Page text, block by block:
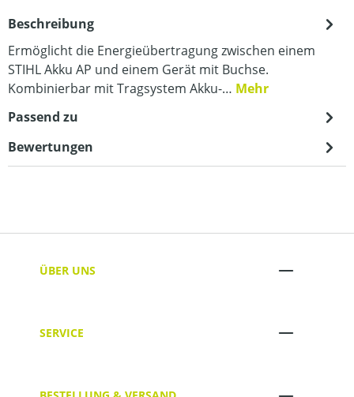
Beschreibung
Ermöglicht die Energieübertragung zwischen einem
STIHL Akku AP und einem Gerät mit Buchse.
Kombinierbar mit Tragsystem Akku-… Mehr
Passend zu
Bewertungen
ÜBER UNS
SERVICE